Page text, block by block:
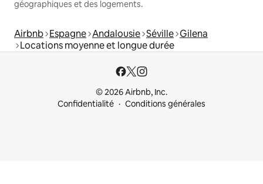
géographiques et des logements.
Airbnb Espagne Andalousie Séville Gilena
Locations moyenne et longue durée
© 2026 Airbnb, Inc.
Confidentialité
Conditions générales